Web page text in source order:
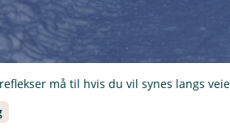
må til hvis du vil synes langs